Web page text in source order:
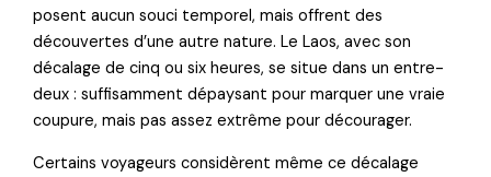
posent aucun souci temporel, mais offrent des
découvertes d’une autre nature. Le Laos, avec son
décalage de cinq ou six heures, se situe dans un entre-
deux : suffisamment dépaysant pour marquer une vraie
coupure, mais pas assez extrême pour décourager.
Certains voyageurs considèrent même ce décalage